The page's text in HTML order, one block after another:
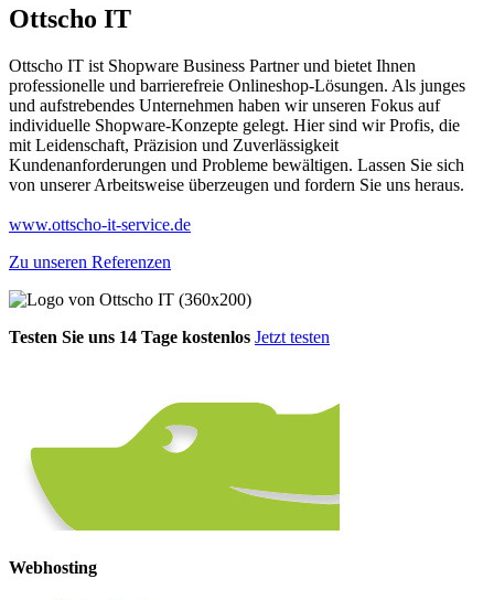
Ottscho IT
Ottscho IT ist Shopware Business Partner und bietet Ihnen
professionelle und barrierefreie Onlineshop-Lösungen. Als junges
und aufstrebendes Unternehmen haben wir unseren Fokus auf
individuelle Shopware-Konzepte gelegt. Hier sind wir Profis, die
mit Leidenschaft, Präzision und Zuverlässigkeit
Kundenanforderungen und Probleme bewältigen. Lassen Sie sich
von unserer Arbeitsweise überzeugen und fordern Sie uns heraus.
www.ottscho-it-service.de
Zu unseren Referenzen
Testen Sie uns 14 Tage kostenlos Jetzt testen
Webhosting